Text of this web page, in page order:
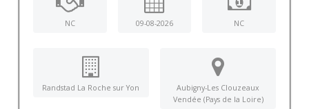
NC 09-08-2026 NC
Randstad La Roche sur Yon
Aubigny-Les Clouzeaux
Vendée (Pays de la Loire)